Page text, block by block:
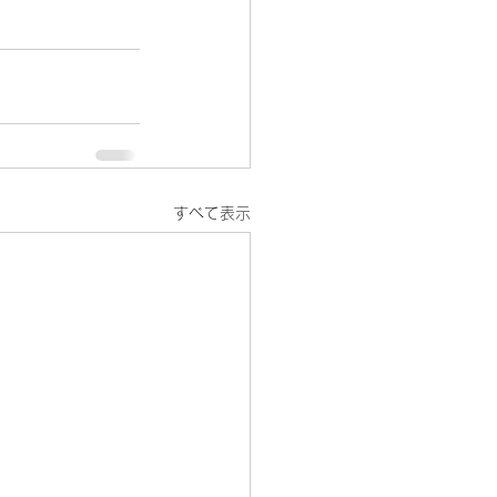
すべて表示